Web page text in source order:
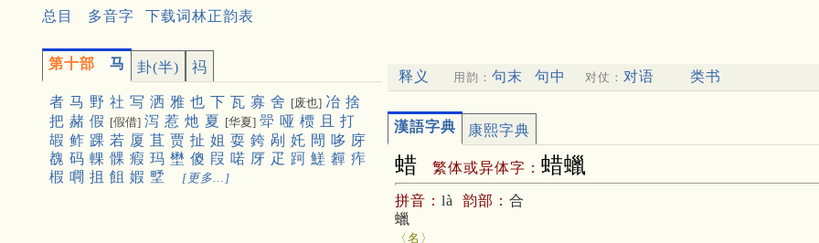
总目 多音字 下载词林正韵表
第十部 马 卦(半) 祃
者 马 野 社 写 洒 雅 也 下 瓦 寡 舍 [废也] 冶 捨
把 赭 假 [假借] 泻 惹 灺 夏 [华夏] 斝 哑 槚 且
打
嘏 鲊 踝 若 厦 苴 贾 扯 姐 耍 銙 剐 奼 閜 哆 庌
䰩 码 輠 髁 瘕 玛 壄 傻 叚 喏 厊 疋 跒 䱹 奲 痄
椵 㗿 抯 飷 婽 㙒 [更多…]
释义 用韵： 句末 句中 对仗： 对语 类书
漢語字典 康熙字典
蜡 繁体或异体字： 蜡蠟
拼音： là 韵部： 合
蠟
〈名〉